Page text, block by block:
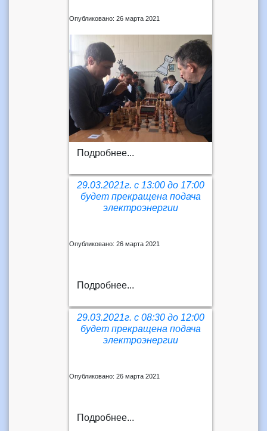
Опубликовано: 26 марта 2021
Подробнее...
29.03.2021г. с 13:00 до 17:00
будет прекращена подача
электроэнергии
Опубликовано: 26 марта 2021
Подробнее...
29.03.2021г. с 08:30 до 12:00
будет прекращена подача
электроэнергии
Опубликовано: 26 марта 2021
Подробнее...